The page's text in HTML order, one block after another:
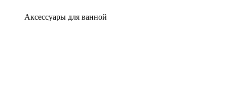
Аксессуары для ванной